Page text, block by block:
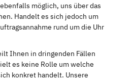
möglich, uns über das
Handelt es sich jedoch um
rund um die Uhr
Ihnen in dringenden Fällen
es keine Rolle um welche
konkret handelt. Unsere